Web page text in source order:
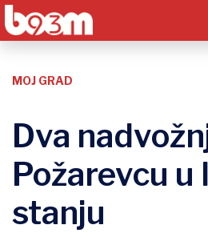
MOJ GRAD
Dva
Požarevcu u
stanju